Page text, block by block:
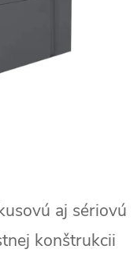
aj sériovú
konštrukcii